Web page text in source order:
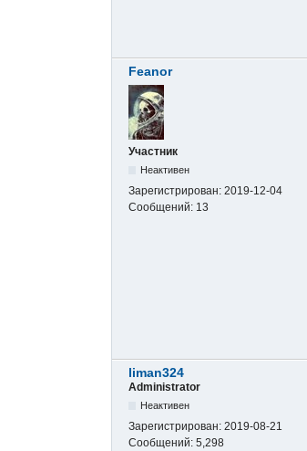
Feanor
Участник
Неактивен
Зарегистрирован: 2019-12-04
Сообщений: 13
liman324
Administrator
Неактивен
Зарегистрирован: 2019-08-21
Сообщений: 5,298